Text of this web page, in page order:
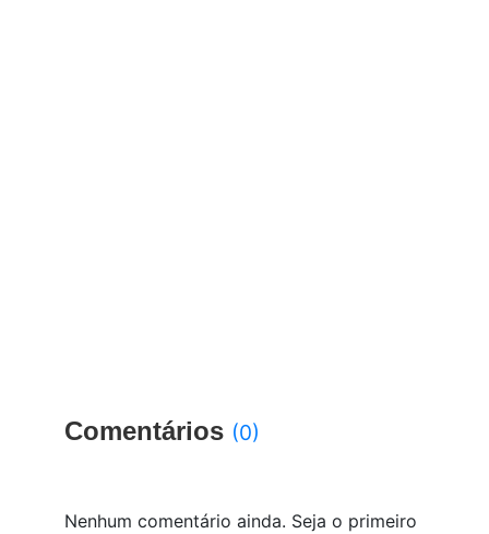
Comentários (0)
Nenhum comentário ainda. Seja o primeiro